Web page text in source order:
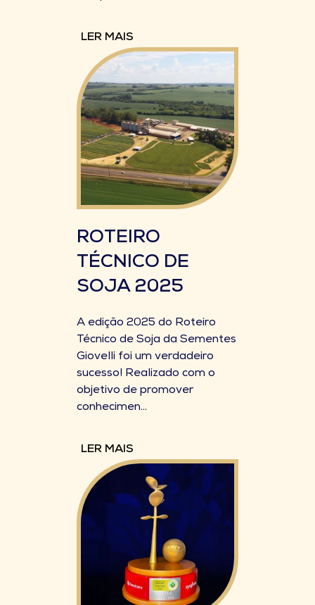
LER MAIS
ROTEIRO
TÉCNICO DE
SOJA 2025
A edição 2025 do Roteiro
Técnico de Soja da Sementes
Giovelli foi um verdadeiro
sucesso! Realizado com o
objetivo de promover
conhecimen...
LER MAIS